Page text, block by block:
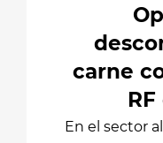
carne
En el sector